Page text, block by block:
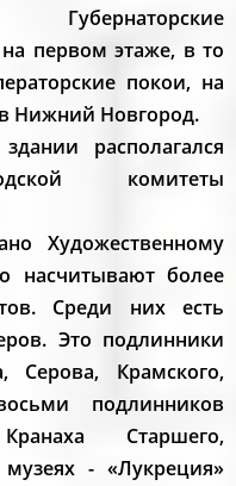
Губернаторские
первом этаже, в то
покои, на
Нижний Новгород.
располагался
комитеты
Художественному
насчитывают более
Среди них есть
Это подлинники
Серова, Крамского,
подлинников
Старшего,
- «Лукреция»